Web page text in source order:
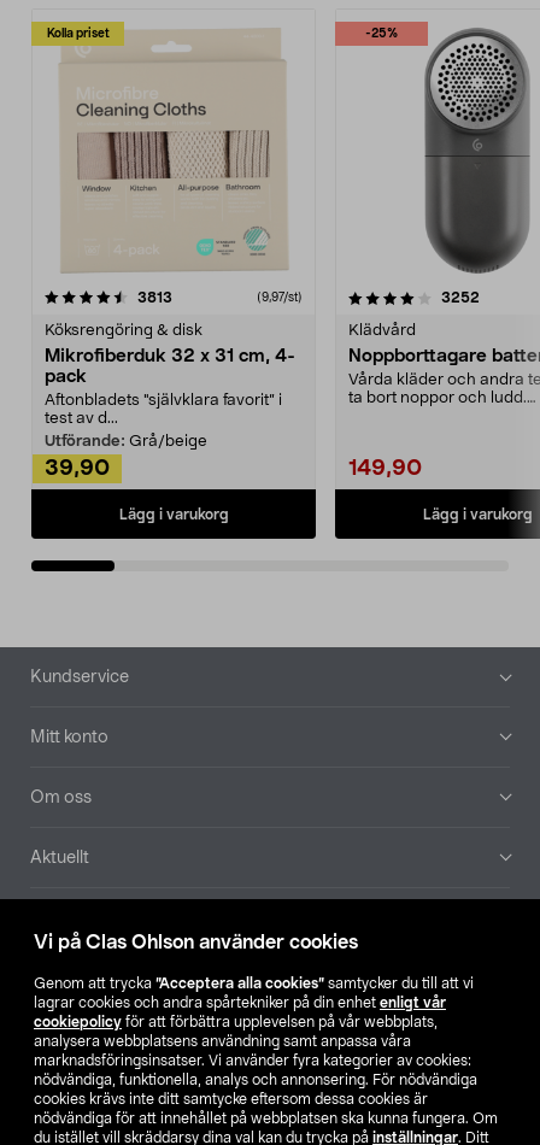
Vi på Clas Ohlson använder cookies
Genom att trycka ”Acceptera alla cookies” samtycker du till att vi
lagrar cookies och andra spårtekniker på din enhet enligt vår
cookiepolicy för att förbättra upplevelsen på vår webbplats,
analysera webbplatsens användning samt anpassa våra
marknadsföringsinsatser. Vi använder fyra kategorier av cookies:
nödvändiga, funktionella, analys och annonsering. För nödvändiga
cookies krävs inte ditt samtycke eftersom dessa cookies är
nödvändiga för att innehållet på webbplatsen ska kunna fungera. Om
du istället vill skräddarsy dina val kan du trycka på inställningar. Ditt
Kolla priset
3813 (9,97/st)
Köksrengöring & disk
Mikrofiberduk 32 x 31 cm, 4-
pack
Aftonbladets "självklara favorit” i
test av d...
Utförande: Grå/beige
39,90
Lägg i varukorg
-25%
4.0av 5 stjärnor 3252
Klädvård
Noppborttagare
Vårda kläder och andra
ta bort noppor och ludd.
149,90
Lägg i varukorg
4.5av 5 stjärnor
Sidfot
Kundservice
Mitt konto
Om oss
Aktuellt
Hitta butik
SE NO FI